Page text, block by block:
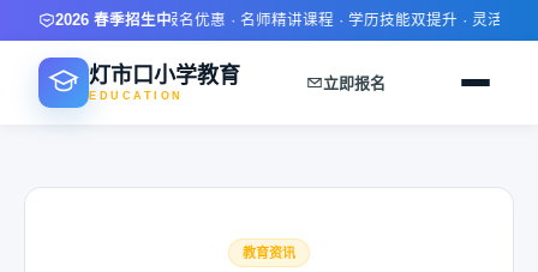
2026 春季招生中限时报名优惠 · 名师精讲课程 · 学历技能双提升 · 灵活学习
灯市口小学教育
EDUCATION
立即报名
教育资讯